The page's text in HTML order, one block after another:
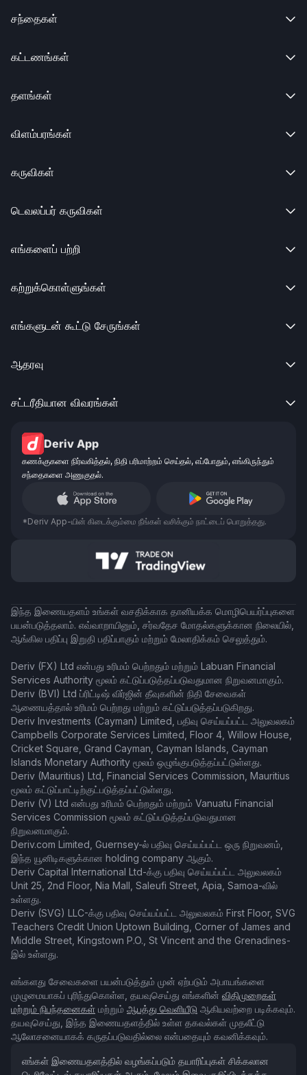
சந்தைகள் 
கட்டணங்கள் 
தளங்கள் 
விளம்பரங்கள் 
கருவிகள் 
டெவலப்பர் கருவிகள் 
எங்களைப் பற்றி 
கற்றுக்கொள்ளுங்கள் 
எங்களுடன் கூட்டு சேருங்கள் 
ஆதரவு 
சட்டரீதியான விவரங்கள் 
Deriv App
கணக்குகளை நிர்வகித்தல், நிதி பரிமாற்றம் செய்தல், எப்போதும், எங்கிருந்தும்
சந்தைகளை அணுகுதல்.
*Deriv App-யின் கிடைக்கும்மை நீங்கள் வசிக்கும் நாட்டைப் பொறுத்தது.
இந்த இணையதளம் உங்கள் வசதிக்காக தானியக்க மொழிபெயர்ப்புகளை
பயன்படுத்தலாம். எவ்வாறாயினும், சர்வதேச மோதல்களுக்கான நிலையில்,
ஆங்கில பதிப்பு இறுதி பதிப்பாகும் மற்றும் மேலாதிக்கம் செலுத்தும்.
Deriv (FX) Ltd என்பது உரிமம் பெற்றதும் மற்றும் Labuan Financial
Services Authority மூலம் கட்டுப்படுத்தப்படுவதுமான நிறுவனமாகும்.
Deriv (BVI) Ltd ப்ரிட்டிஷ் விர்ஜின் தீவுகளின் நிதி சேவைகள்
ஆணையத்தால் உரிமம் பெற்றது மற்றும் கட்டுப்படுத்தப்படுகிறது.
Deriv Investments (Cayman) Limited, பதிவு செய்யப்பட்ட அலுவலகம்
Campbells Corporate Services Limited, Floor 4, Willow House,
Cricket Square, Grand Cayman, Cayman Islands, Cayman
Islands Monetary Authority மூலம் ஒழுங்குபடுத்தப்பட்டுள்ளது.
Deriv (Mauritius) Ltd, Financial Services Commission, Mauritius
மூலம் கட்டுப்பாட்டிற்குட்படுத்தப்பட்டுள்ளது.
Deriv (V) Ltd என்பது உரிமம் பெற்றதும் மற்றும் Vanuatu Financial
Services Commission மூலம் கட்டுப்படுத்தப்படுவதுமான
நிறுவனமாகும்.
Deriv.com Limited, Guernsey-ல் பதிவு செய்யப்பட்ட ஒரு நிறுவனம்,
இந்த யூனிடிகளுக்கான holding company ஆகும்.
Deriv Capital International Ltd-க்கு பதிவு செய்யப்பட்ட அலுவலகம்
Unit 25, 2nd Floor, Nia Mall, Saleufi Street, Apia, Samoa-வில்
உள்ளது.
Deriv (SVG) LLC-க்கு பதிவு செய்யப்பட்ட அலுவலகம் First Floor, SVG
Teachers Credit Union Uptown Building, Corner of James and
Middle Street, Kingstown P.O., St Vincent and the Grenadines-
இல் உள்ளது.
எங்களது சேவைகளை பயன்படுத்தும் முன் ஏற்படும் அபாயங்களை
முழுமையாகப் புரிந்துகொள்ள, தயவுசெய்து எங்களின் விதிமுறைகள்
மற்றும் நிபந்தனைகள் மற்றும் ஆபத்து வெளியீடு ஆகியவற்றை படிக்கவும்.
தயவுசெய்து, இந்த இணையதளத்தில் உள்ள தகவல்கள் முதலீட்டு
ஆலோசனையாகக் கருதப்படுவதில்லை என்பதையும் கவனிக்கவும்.
எங்கள் இணையதளத்தில் வழங்கப்படும் தயாரிப்புகள் சிக்கலான